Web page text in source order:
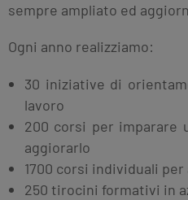
sempre ampliato ed
Ogni anno realizziamo:
30 iniziative di
lavoro
200 corsi per imparare
aggiorarlo
1700 corsi individuali
250 tirocini formativi in